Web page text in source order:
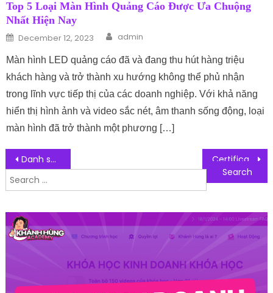
Top 5 Loại Màn Hình Quảng Cáo Được Ưa Chuộng
Nhất Hiện Nay
Posted on
December 12, 2023 Author
admin
Màn hình LED quảng cáo đã và đang thu hút hàng triệu
khách hàng và trở thành xu hướng không thể phủ nhận
trong lĩnh vực tiếp thị của các doanh nghiệp. Với khả năng
hiển thị hình ảnh và video sắc nét, âm thanh sống động, loại
màn hình đã trở thành một phương […]
Post navigation
Danh sách 10 công ty chuyên thiết kế website – công ty lập trình thiết kế web app
Search for: